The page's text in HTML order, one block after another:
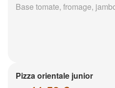
Base tomate, fromage,
Pizza orientale junior